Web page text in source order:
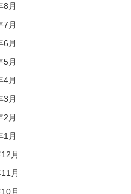
8月
7月
6月
5月
4月
3月
2月
1月
月
月
月